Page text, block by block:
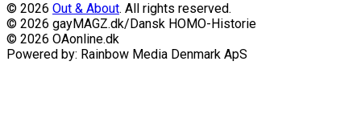
© 2026 Out & About. All rights reserved.
© 2026 gayMAGZ.dk/Dansk HOMO-Historie
© 2026 OAonline.dk
Powered by: Rainbow Media Denmark ApS